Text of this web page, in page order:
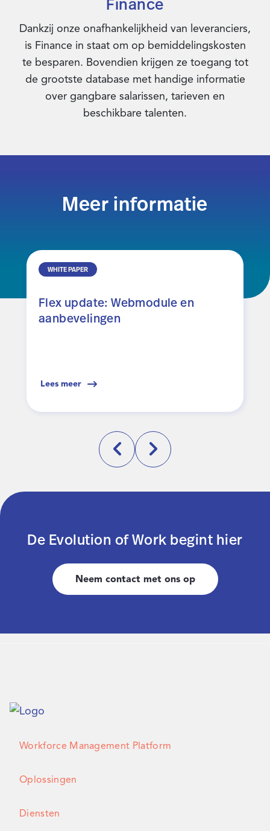
Dankzij onze onafhankelijkheid van leveranciers,
is Finance in staat om op bemiddelingskosten
te besparen. Bovendien krijgen ze toegang tot
de grootste database met handige informatie
over gangbare salarissen, tarieven en
beschikbare talenten.
Meer informatie
WHITE PAPER
Flex update: Webmodule en
aanbevelingen
Lees meer
De Evolution of Work begint hier
Neem contact met ons op
Workforce Management Platform
Oplossingen
Diensten